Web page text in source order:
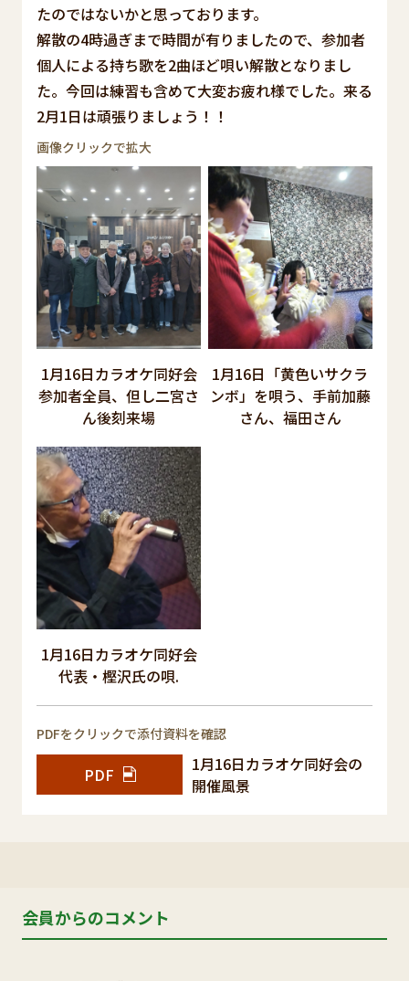
たのではないかと思っております。
解散の4時過ぎまで時間が有りましたので、参加者
個人による持ち歌を2曲ほど唄い解散となりまし
た。今回は練習も含めて大変お疲れ様でした。来る
2月1日は頑張りましょう！！
画像クリックで拡大
1月16日カラオケ同好会
参加者全員、但し二宮さ
ん後刻来場
1月16日「黄色いサクラ
ンボ」を唄う、手前加藤
さん、福田さん
1月16日カラオケ同好会
代表・樫沢氏の唄.
PDFをクリックで添付資料を確認
PDF
1月16日カラオケ同好会の
開催風景
会員からのコメント